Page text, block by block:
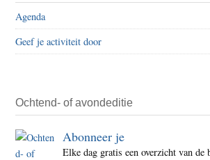
Agenda
Geef je activiteit door
Ochtend- of avondeditie
Abonneer je
Elke dag gratis een overzicht van de